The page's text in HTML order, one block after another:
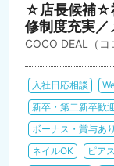
☆店長候補☆
修制度充実
COCO DEAL（
入社日応相談
新卒・第二新卒歓
ボーナス・賞与あり
ネイルOK
ピア